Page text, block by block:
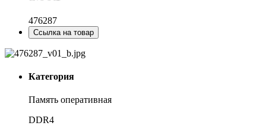
476287
Ссылка на товар
Категория
Память оперативная
DDR4